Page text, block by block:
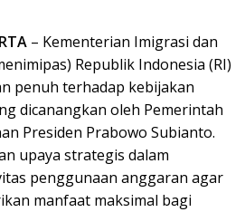
– Kementerian Imigrasi dan
Republik Indonesia (RI)
penuh terhadap kebijakan
dicanangkan oleh Pemerintah
Presiden Prabowo Subianto.
upaya strategis dalam
penggunaan anggaran agar
manfaat maksimal bagi